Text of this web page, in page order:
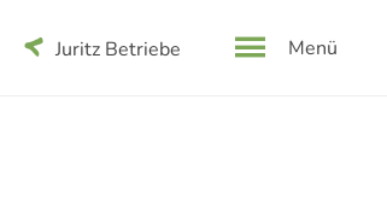
Juritz Betriebe Menü